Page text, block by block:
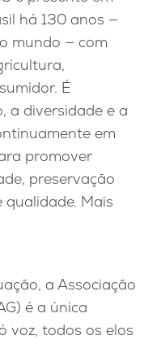
há 130 anos —
mundo — com
É
a diversidade e a
em
promover
preservação
Mais
a Associação
é a única
voz, todos os elos